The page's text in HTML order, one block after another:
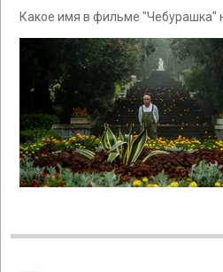
Какое имя в фильме "Чебурашка"